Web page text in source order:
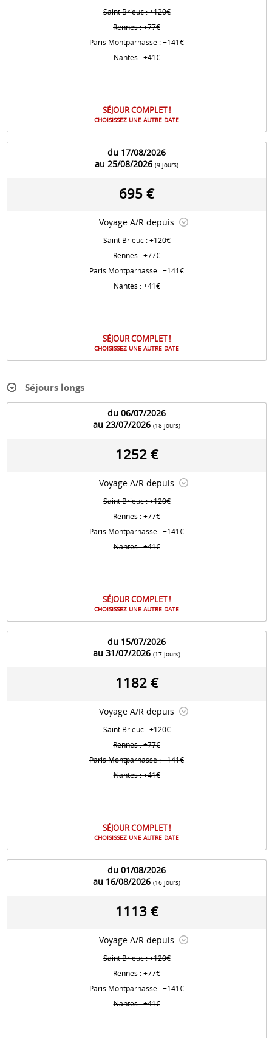
Saint Brieuc : +120€
Rennes : +77€
Paris Montparnasse : +141€
Nantes : +41€
SÉJOUR COMPLET !
CHOISISSEZ UNE AUTRE DATE
du 17/08/2026
au 25/08/2026 (9 jours)
695 €
Voyage A/R depuis
Saint Brieuc : +120€
Rennes : +77€
Paris Montparnasse : +141€
Nantes : +41€
SÉJOUR COMPLET !
CHOISISSEZ UNE AUTRE DATE
Séjours longs
du 06/07/2026
au 23/07/2026 (18 jours)
1252 €
Voyage A/R depuis
Saint Brieuc : +120€
Rennes : +77€
Paris Montparnasse : +141€
Nantes : +41€
SÉJOUR COMPLET !
CHOISISSEZ UNE AUTRE DATE
du 15/07/2026
au 31/07/2026 (17 jours)
1182 €
Voyage A/R depuis
Saint Brieuc : +120€
Rennes : +77€
Paris Montparnasse : +141€
Nantes : +41€
SÉJOUR COMPLET !
CHOISISSEZ UNE AUTRE DATE
du 01/08/2026
au 16/08/2026 (16 jours)
1113 €
Voyage A/R depuis
Saint Brieuc : +120€
Rennes : +77€
Paris Montparnasse : +141€
Nantes : +41€